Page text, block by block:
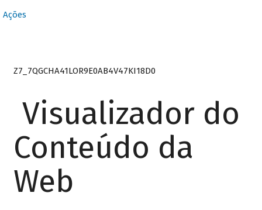
Ações
Z7_7QGCHA41LOR9E0AB4V47KI18D0
Visualizador do
Conteúdo da
Web